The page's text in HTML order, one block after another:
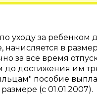
уходу за ребенком
начисляется в
за все время
до достижения им
пособие
(с 01.01.2007).